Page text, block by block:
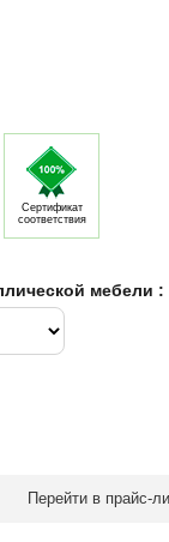
Сертификат
соответствия
мебели :
Перейти в прайс-